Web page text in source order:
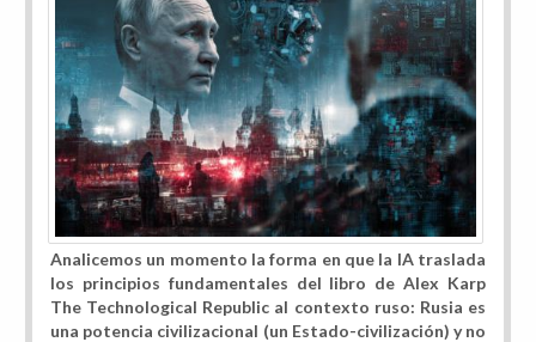
Analicemos un momento la forma en que la IA traslada
los principios fundamentales del libro de Alex Karp
The Technological Republic al contexto ruso: Rusia es
una potencia civilizacional (un Estado-civilización) y no